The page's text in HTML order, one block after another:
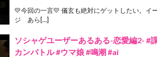
💛今回の一言💛 儀玄も絶対にゲットしたい。イ
ジ あら[…]
ソシャゲユーザーあるある-恋愛編2- #
カンバトル #ウマ娘 #鳴潮 #ai